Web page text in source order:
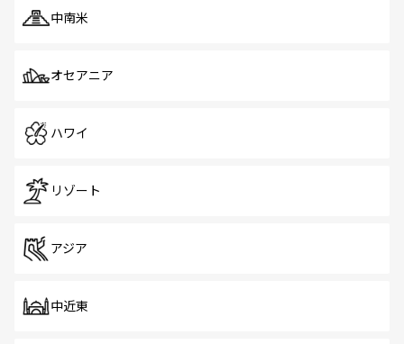
中南米
オセアニア
ハワイ
リゾート
アジア
中近東